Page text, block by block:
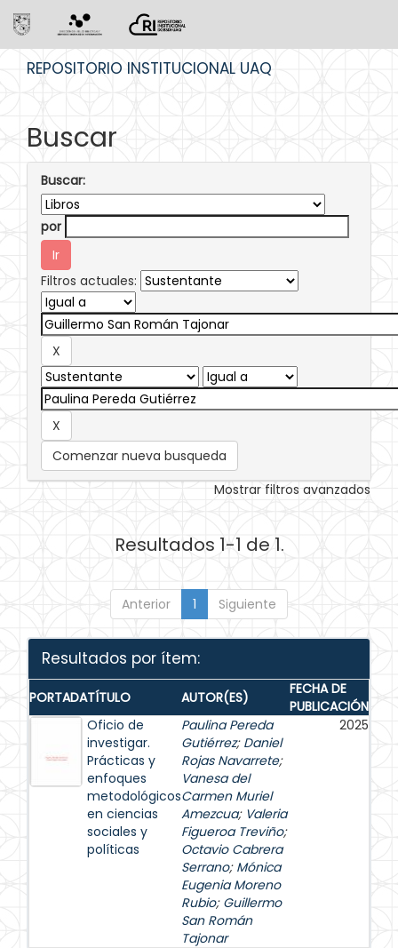
REPOSITORIO INSTITUCIONAL UAQ
Buscar
Buscar:
por
Filtros actuales:
Comenzar nueva busqueda
Mostrar filtros avanzados
Resultados 1-1 de 1.
Anterior 1 Siguiente
Resultados por ítem:
PORTADATÍTULO AUTOR(ES)
FECHA DE
PUBLICACIÓN
Oficio de
investigar.
Prácticas y
enfoques
metodológicos
en ciencias
sociales y
políticas
Paulina Pereda
Gutiérrez; Daniel
Rojas Navarrete;
Vanesa del
Carmen Muriel
Amezcua; Valeria
Figueroa Treviño;
Octavio Cabrera
Serrano; Mónica
Eugenia Moreno
Rubio; Guillermo
San Román
Tajonar
2025